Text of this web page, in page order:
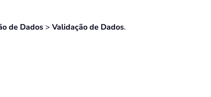
de Dados > Validação de Dados.